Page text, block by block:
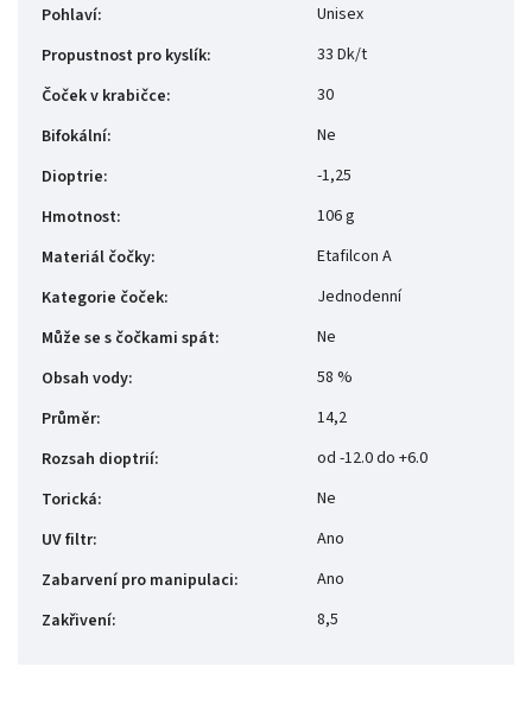
Pohlaví:
Unisex
Propustnost pro kyslík:
33 Dk/t
Čoček v krabičce:
30
Bifokální:
Ne
Dioptrie:
-1,25
Hmotnost:
106 g
Materiál čočky:
Etafilcon A
Kategorie čoček:
Jednodenní
Může se s čočkami spát:
Ne
Obsah vody:
58 %
Průměr:
14,2
Rozsah dioptrií:
od -12.0 do +6.0
Torická:
Ne
UV filtr:
Ano
Zabarvení pro manipulaci:
Ano
Zakřivení: 8,5